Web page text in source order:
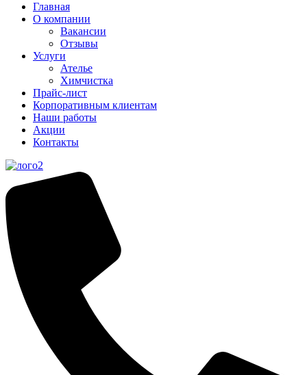
Главная
О компании
Вакансии
Отзывы
Услуги
Ателье
Химчистка
Прайс-лист
Корпоративным клиентам
Наши работы
Акции
Контакты